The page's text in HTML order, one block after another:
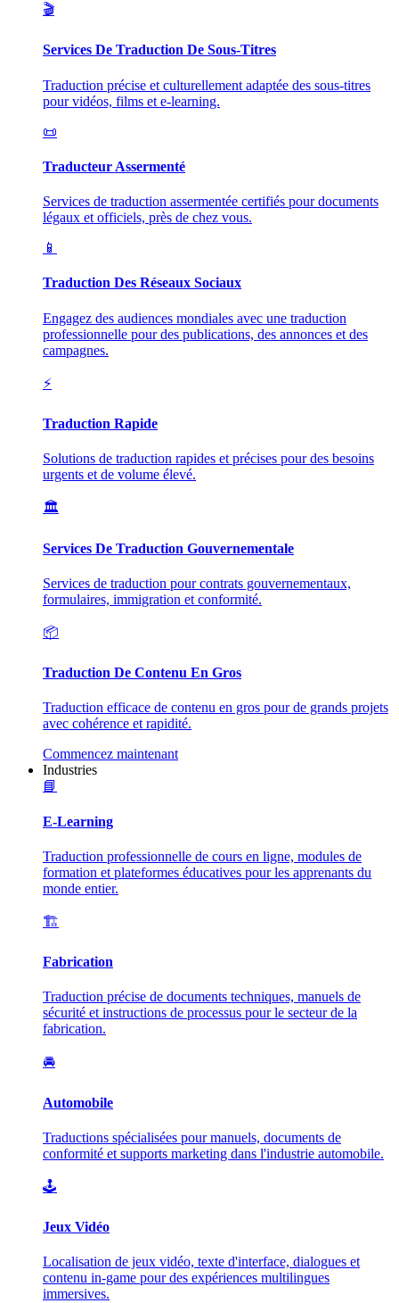
🎬
Services De Traduction De Sous-Titres
Traduction précise et culturellement adaptée des sous-titres
pour vidéos, films et e-learning.
📜
Traducteur Assermenté
Services de traduction assermentée certifiés pour documents
légaux et officiels, près de chez vous.
📱
Traduction Des Réseaux Sociaux
Engagez des audiences mondiales avec une traduction
professionnelle pour des publications, des annonces et des
campagnes.
⚡
Traduction Rapide
Solutions de traduction rapides et précises pour des besoins
urgents et de volume élevé.
🏛️
Services De Traduction Gouvernementale
Services de traduction pour contrats gouvernementaux,
formulaires, immigration et conformité.
📦
Traduction De Contenu En Gros
Traduction efficace de contenu en gros pour de grands projets
avec cohérence et rapidité.
Commencez maintenant
Industries
📘
E-Learning
Traduction professionnelle de cours en ligne, modules de
formation et plateformes éducatives pour les apprenants du
monde entier.
🏗️
Fabrication
Traduction précise de documents techniques, manuels de
sécurité et instructions de processus pour le secteur de la
fabrication.
🚘
Automobile
Traductions spécialisées pour manuels, documents de
conformité et supports marketing dans l'industrie automobile.
🕹️
Jeux Vidéo
Localisation de jeux vidéo, texte d'interface, dialogues et
contenu in-game pour des expériences multilingues
immersives.